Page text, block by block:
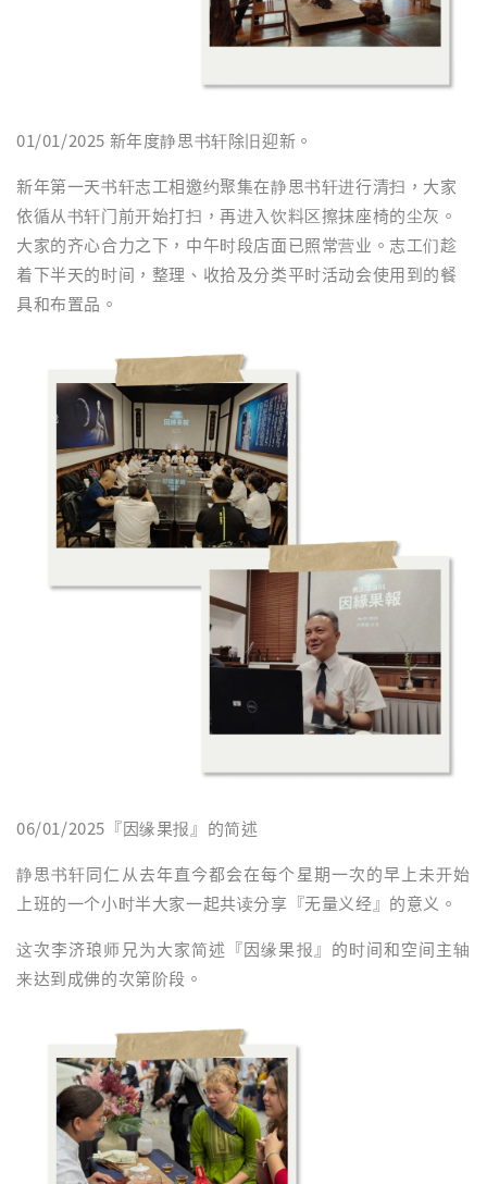
01/01/2025 新年度静思书轩除旧迎新。
新年第一天书轩志工相邀约聚集在静思书轩进行清扫，大家
依循从书轩门前开始打扫，再进入饮料区擦抹座椅的尘灰。
大家的齐心合力之下，中午时段店面已照常营业。志工们趁
着下半天的时间，整理、收拾及分类平时活动会使用到的餐
具和布置品。
06/01/2025『因缘果报』的简述
静思书轩同仁从去年直今都会在每个星期一次的早上未开始
上班的一个小时半大家一起共读分享『无量义经』的意义。
这次李济琅师兄为大家简述『因缘果报』的时间和空间主轴
来达到成佛的次第阶段。